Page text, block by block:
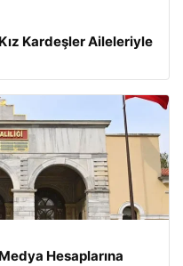
Kardeşler Aileleriyle
Hesaplarına